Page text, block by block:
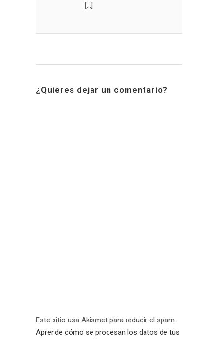
[…]
¿Quieres dejar un comentario?
Este sitio usa Akismet para reducir el spam.
Aprende cómo se procesan los datos de tus